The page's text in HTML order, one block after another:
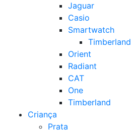
Jaguar
Casio
Smartwatch
Timberland
Orient
Radiant
CAT
One
Timberland
Criança
Prata